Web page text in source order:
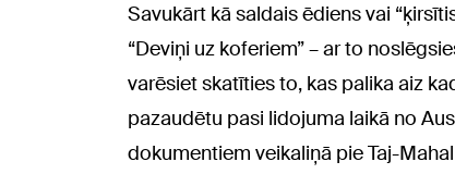
Savukārt kā saldais ēdiens vai
“Deviņi uz koferiem” – ar to
varēsiet skatīties to, kas palika aiz
pazaudētu pasi lidojuma laikā no
dokumentiem veikaliņā pie Taj-